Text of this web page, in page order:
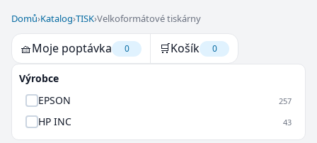
Domů›Katalog›TISK›Velkoformátové tiskárny
🧺Moje poptávka 0 🛒Košík 0
Výrobce
EPSON
257
HP INC 43